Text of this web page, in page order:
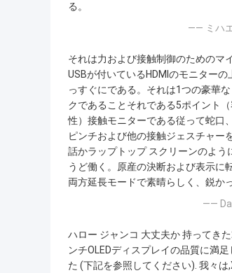
る。
—— ミハ
それは力および接触制御のためのマ
USBが付いているHDMIのモニターの
っすぐにである。それは1つの豪華な
クであることそれである5ポイント
性）接触モニターである従って蛇口
ピンチおよび他の接触ジェスチャー
話かラップトップ スクリーンのよう
うど働く。原産の決断および表示に
両方延長モードで素晴らしく、鋭か
——
ハロー ジャンコ 大丈夫か 持ってき
ンチOLEDディスプレイの品質に満足
た (下記を参照してください). 我々は